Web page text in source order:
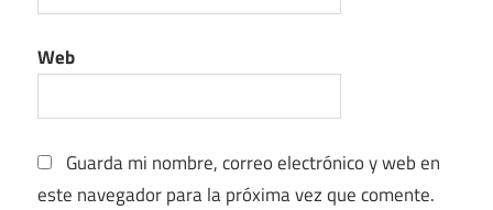
Web
Guarda mi nombre, correo electrónico y web en
este navegador para la próxima vez que comente.